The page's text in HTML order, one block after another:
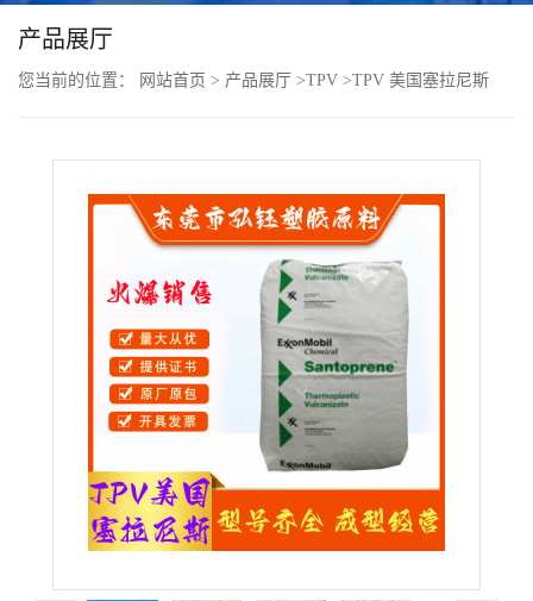
公
品
产品展厅
您当前的位置： 网站首页 > 产品展厅 >TPV >TPV 美国塞拉尼斯